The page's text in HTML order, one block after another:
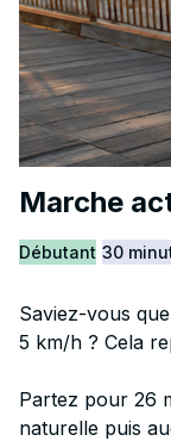
Marche
Débutant 30
Saviez-vous
5 km/h ? Cela
Partez pour 26
naturelle puis